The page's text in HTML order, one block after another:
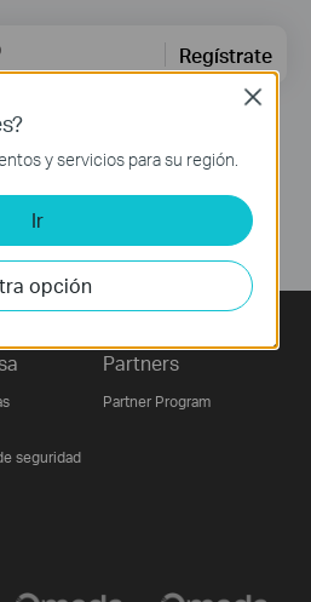
Regístrate
seguridad
Partners
Partner Program
y servicios para su región.
Ir
opción
Close